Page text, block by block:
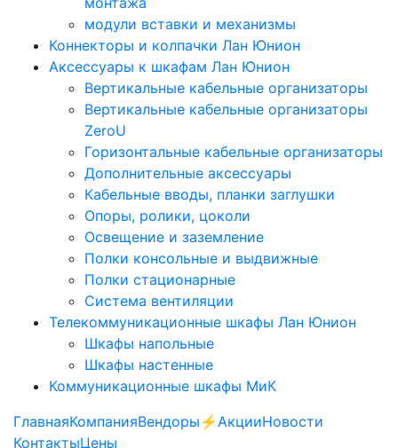
модули вставки и механизмы
Коннекторы и колпачки Лан Юнион
Аксессуары к шкафам Лан Юнион
Вертикальные кабельные организаторы
Вертикальные кабельные организаторы
ZeroU
Горизонтальные кабельные организаторы
Дополнительные аксессуары
Кабельные вводы, планки заглушки
Опоры, ролики, цоколи
Освещение и заземление
Полки консольные и выдвижные
Полки стационарные
Система вентиляции
Телекоммуникационные шкафы Лан Юнион
Шкафы напольные
Шкафы настенные
Коммуникационные шкафы МиК
ГлавнаяКомпанияВендоры ⚡️АкцииНовости
КонтактыЦены